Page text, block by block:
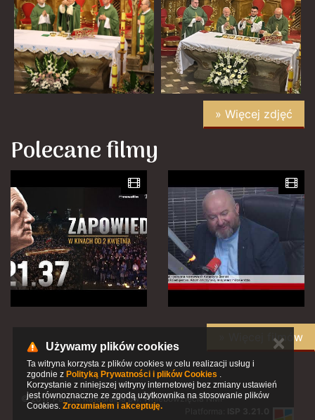
» Więcej zdjęć
Polecane filmy
» Więcej filmów
© 2017 Parafia Katedralna pw. Wniebowzięcia NMP
Używamy plików cookies
Ta witryna korzysta z plików cookies w celu realizacji usług i
zgodnie z Polityką Prywatności i plików Cookies .
Korzystanie z niniejszej witryny internetowej bez zmiany ustawień
jest równoznaczne ze zgodą użytkownika na stosowanie plików
Cookies. Zrozumiałem i akceptuję.
✕